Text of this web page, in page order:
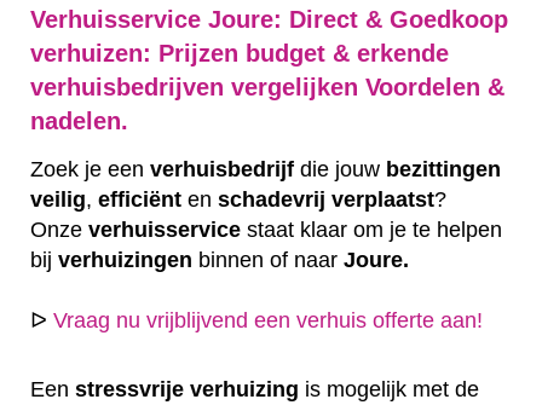
Verhuisservice Joure: Direct & Goedkoop
verhuizen: Prijzen budget & erkende
verhuisbedrijven vergelijken Voordelen &
nadelen.
Zoek je een verhuisbedrijf die jouw bezittingen
veilig, efficiënt en schadevrij verplaatst?
Onze verhuisservice staat klaar om je te helpen
bij verhuizingen binnen of naar Joure.
ᐅ Vraag nu vrijblijvend een verhuis offerte aan!
Een stressvrije verhuizing is mogelijk met de